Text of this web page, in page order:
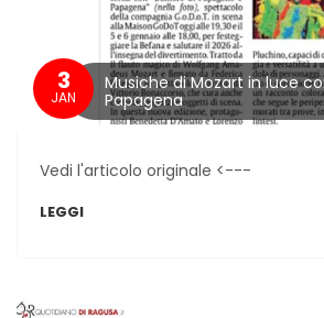
3
JAN
Musiche di Mozart in luce
Papagena
Vedi l'articolo originale <---
LEGGI